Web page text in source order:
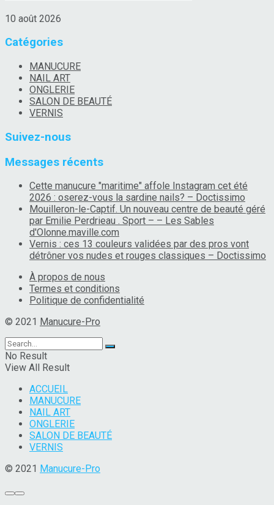
10 août 2026
Catégories
MANUCURE
NAIL ART
ONGLERIE
SALON DE BEAUTÉ
VERNIS
Suivez-nous
Messages récents
Cette manucure "maritime" affole Instagram cet été
2026 : oserez-vous la sardine nails? – Doctissimo
Mouilleron-le-Captif. Un nouveau centre de beauté géré
par Emilie Perdrieau . Sport – – Les Sables
d'Olonne.maville.com
Vernis : ces 13 couleurs validées par des pros vont
détrôner vos nudes et rouges classiques – Doctissimo
À propos de nous
Termes et conditions
Politique de confidentialité
© 2021 Manucure-Pro
No Result
View All Result
ACCUEIL
MANUCURE
NAIL ART
ONGLERIE
SALON DE BEAUTÉ
VERNIS
© 2021 Manucure-Pro